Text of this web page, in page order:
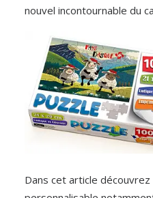
nouvel incontournable du
Dans cet article